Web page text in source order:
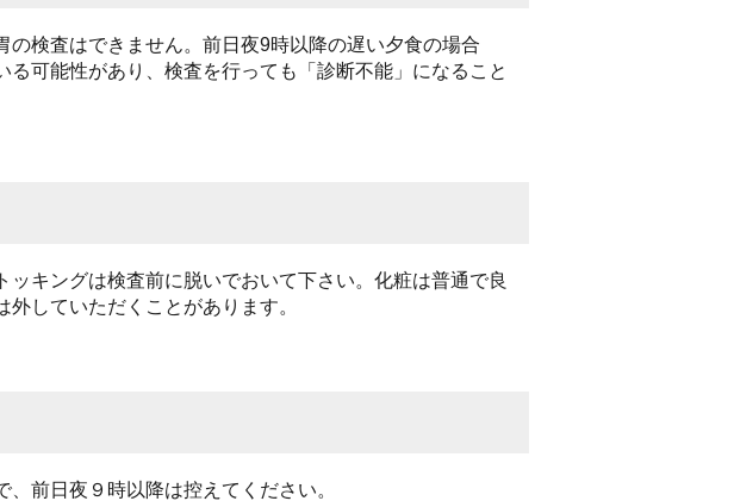
検査はできません。前日夜9時以降の遅い夕食の場合
可能性があり、検査を行っても「診断不能」になること
キングは検査前に脱いでおいて下さい。化粧は普通で良
していただくことがあります。
前日夜９時以降は控えてください。